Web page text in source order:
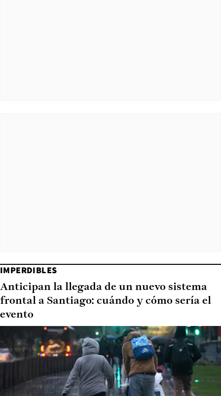
IMPERDIBLES
Anticipan la llegada de un nuevo sistema
frontal a Santiago: cuándo y cómo sería el
evento